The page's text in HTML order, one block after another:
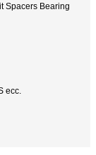
Spacers Bearing
ecc.